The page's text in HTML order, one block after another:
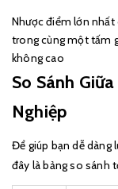
Nhược điểm lớn nhất
trong cùng một tấm
không cao
So Sánh
Nghiệp
Để giúp bạn dễ dàng
đây là bảng so sánh